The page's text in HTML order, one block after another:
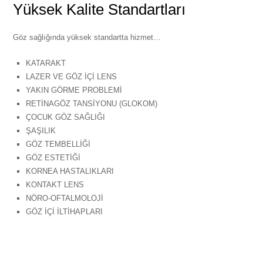
Yüksek Kalite Standartları
Göz sağlığında yüksek standartta hizmet…
KATARAKT
LAZER VE GÖZ İÇİ LENS
YAKIN GÖRME PROBLEMİ
RETİNAGÖZ TANSİYONU (GLOKOM)
ÇOCUK GÖZ SAĞLIĞI
ŞAŞILIK
GÖZ TEMBELLİĞİ
GÖZ ESTETİĞİ
KORNEA HASTALIKLARI
KONTAKT LENS
NÖRO-OFTALMOLOJİ
GÖZ İÇİ İLTİHAPLARI